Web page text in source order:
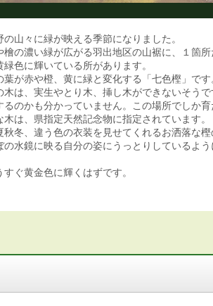
の山々に緑が映える季節になりました。
檜の濃い緑が広がる羽出地区の山裾に、１箇
緑色に輝いている所があります。
葉が赤や橙、黄に緑と変化する「七色樫」です
木は、実生やとり木、挿し木ができないそう
るのかも分かっていません。この場所でしか
木は、県指定天然記念物に指定されています。
秋冬、違う色の衣装を見せてくれるお洒落な
の水鏡に映る自分の姿にうっとりしているよ
すぐ黄金色に輝くはずです。